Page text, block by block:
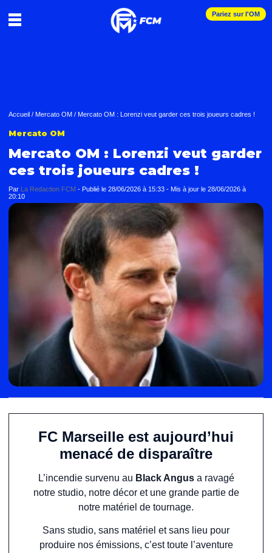
Pariez sur l'OM
Accueil / Mercato OM / Mercato OM : Lorenzi veut garder ces trois joueurs cadres !
Mercato OM
Mercato OM : Lorenzi veut garder
ces trois joueurs cadres !
Par La Redaction FCM - Publié le 28/06/2026 à 15:33 - Mis à jour le 28/06/2026 à
20:10
FC Marseille est aujourd’hui
menacé de disparaître
L’incendie survenu au Black Angusa ravagé
notre studio, notre décor et une grande partie de
notre matériel de tournage.
Sans studio, sans matériel et sans lieu pour
produire nos émissions, c’est toute l’aventure